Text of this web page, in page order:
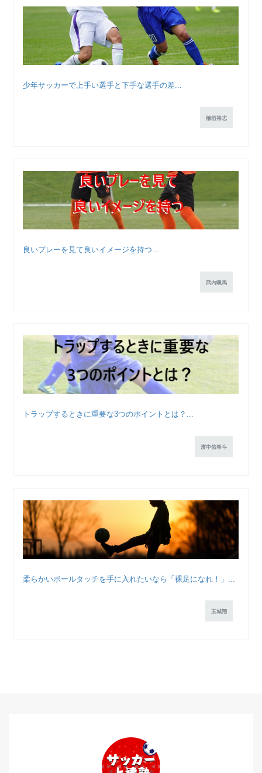
少年サッカーで上手い選手と下手な選手の差...
檜垣裕志
良いプレーを見て良いイメージを持つ...
武内颯馬
トラップするときに重要な3つのポイントとは？...
濱中佑希斗
柔らかいボールタッチを手に入れたいなら「裸足になれ！」...
玉城翔